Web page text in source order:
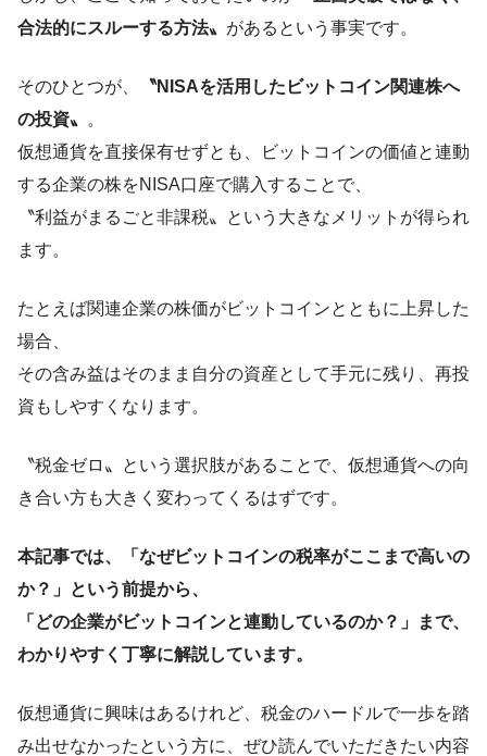
合法的にスルーする方法〟 があるという事実です。
そのひとつが、
〝NISAを活用したビットコイン関連株へ
の投資〟
。
仮想通貨を直接保有せずとも、ビットコインの価値と連動
する企業の株をNISA口座で購入することで、
〝利益がまるごと非課税〟という大きなメリットが得られ
ます。
たとえば関連企業の株価がビットコインとともに上昇した
場合、
その含み益はそのまま自分の資産として手元に残り、再投
資もしやすくなります。
〝税金ゼロ〟という選択肢があることで、仮想通貨への向
き合い方も大きく変わってくるはずです。
本記事では、「なぜビットコインの税率がここまで高いの
か？」という前提から、
「どの企業がビットコインと連動しているのか？」まで、
わかりやすく丁寧に解説しています。
仮想通貨に興味はあるけれど、税金のハードルで一歩を踏
み出せなかったという方に、ぜひ読んでいただきたい内容